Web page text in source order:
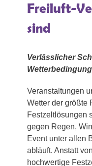
Freiluft-
sind
Verlässlicher
Veranstaltungen
Wetter der größte
Festzeltlösungen
gegen Regen,
Event unter allen
abläuft. Anstatt
hochwertige